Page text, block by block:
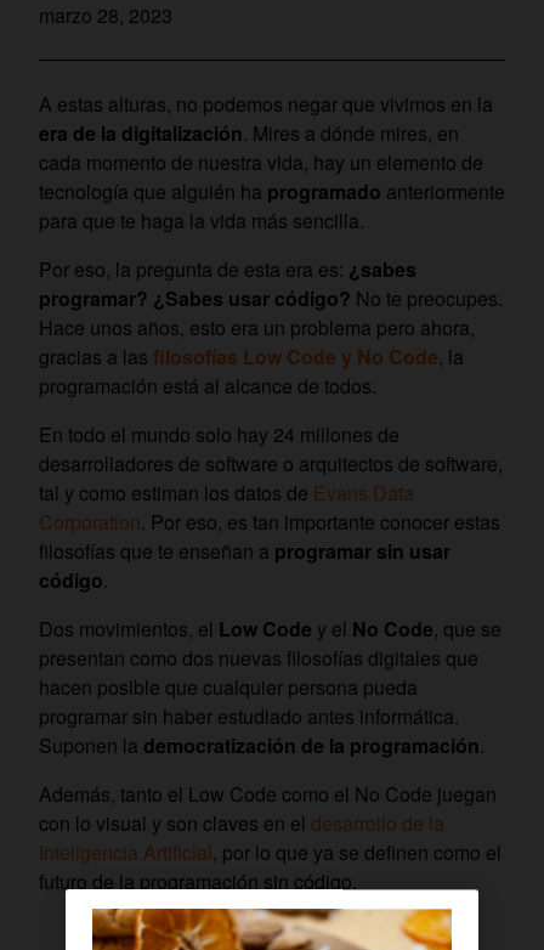
marzo 28, 2023
A estas alturas, no podemos negar que vivimos en la
era de la digitalización. Mires a dónde mires, en
cada momento de nuestra vida, hay un elemento de
tecnología que alguién ha programado anteriormente
para que te haga la vida más sencilla.
Por eso, la pregunta de esta era es: ¿sabes
programar? ¿Sabes usar código? No te preocupes.
Hace unos años, esto era un problema pero ahora,
gracias a las filosofías Low Code y No Code, la
programación está al alcance de todos.
En todo el mundo solo hay 24 millones de
desarrolladores de software o arquitectos de software,
tal y como estiman los datos de Evans Data
Corporation. Por eso, es tan importante conocer estas
filosofías que te enseñan a programar sin usar
código.
Dos movimientos, el Low Code y el No Code, que se
presentan como dos nuevas filosofías digitales que
hacen posible que cualquier persona pueda
programar sin haber estudiado antes informática.
Suponen la democratización de la programación.
Además, tanto el Low Code como el No Code juegan
con lo visual y son claves en el desarrollo de la
Inteligencia Artificial, por lo que ya se definen como el
futuro de la programación sin código.